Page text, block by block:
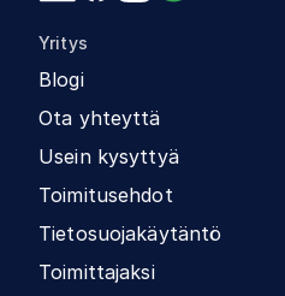
Yritys
Blogi
Ota yhteyttä
Usein kysyttyä
Toimitusehdot
Tietosuojakäytäntö
Toimittajaksi